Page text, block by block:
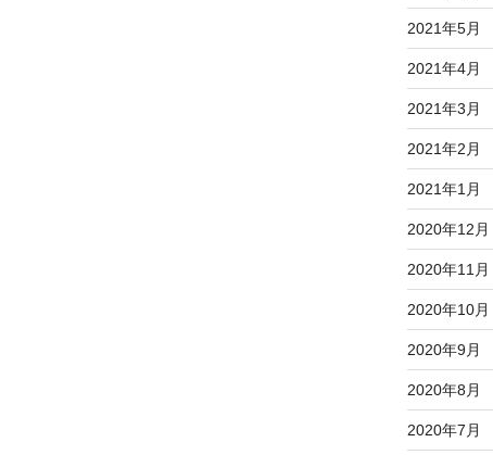
2021年5月
2021年4月
2021年3月
2021年2月
2021年1月
2020年12月
2020年11月
2020年10月
2020年9月
2020年8月
2020年7月